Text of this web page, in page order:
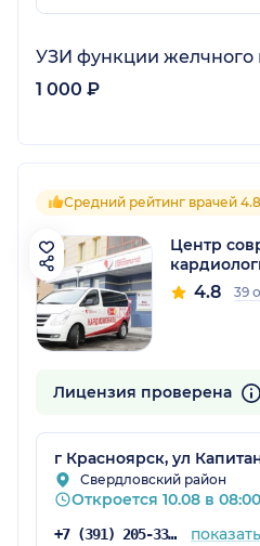
УЗИ функции желчного
1 000 ₽
Средний рейтинг врачей 4.8
Центр
4.8 39
Лицензия проверена
г Красноярск, ул
Свердловский район
Откроется 10.08 в 08:00
+7 (391) 205-33-33 показать